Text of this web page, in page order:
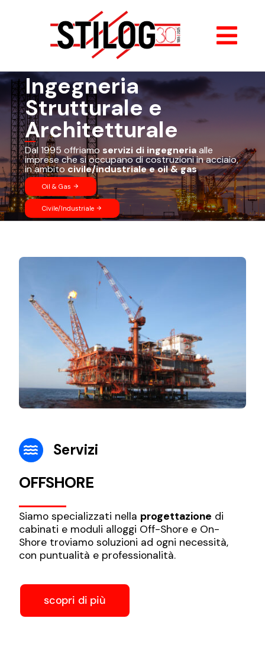
HOME
CHI SIAMO
SERVIZI
I NOSTRI LAVORI
Ingegneria
Strutturale e
Architetturale
Dal 1995 offriamo servizi di ingegneriaalle
imprese che si occupano di costruzioni in acciaio,
in ambito civile/industriale e oil & gas
Oil & Gas arrow_forward
Civile/Industriale arrow_forward
Servizi
OFFSHORE
Siamo specializzati nella progettazione di
cabinati e moduli alloggi Off-Shore e On-
Shore troviamo soluzioni ad ogni necessità,
con puntualità e professionalità.
scopri di più